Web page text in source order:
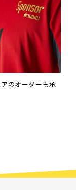
のオーダーも承